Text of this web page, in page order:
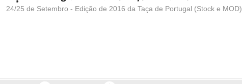
24/25 de Setembro - Edição de 2016 da Taça de Portugal (Stock e MOD)